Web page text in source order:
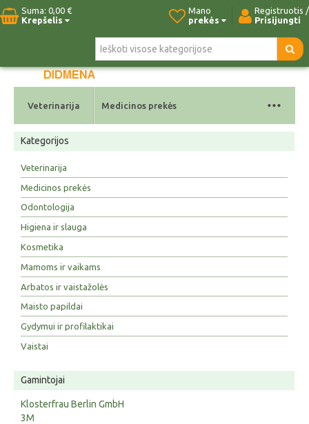
Suma: 0,00 €
Krepšelis
Registruotis /
Prisijungti
Mano
prekės
Pradžia Naujos prekės Kontaktai
Veterinarija Medicinos prekės ...
Kategorijos
Veterinarija
Medicinos prekės
Odontologija
Higiena ir slauga
Kosmetika
Mamoms ir vaikams
Arbatos ir vaistažolės
Maisto papildai
Gydymui ir profilaktikai
Vaistai
Gamintojai
Klosterfrau Berlin GmbH
3M